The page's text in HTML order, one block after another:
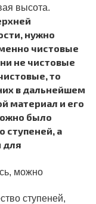
высота.
нужно
чистовые
не чистовые
то
в дальнейшем
материал и его
было
ступеней, а
для
можно
ступеней,